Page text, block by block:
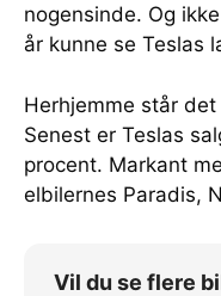
nogensinde. Og
år kunne se Teslas
Herhjemme står
Senest er Teslas
procent. Markant
elbilernes Paradis,
Vil du se flere